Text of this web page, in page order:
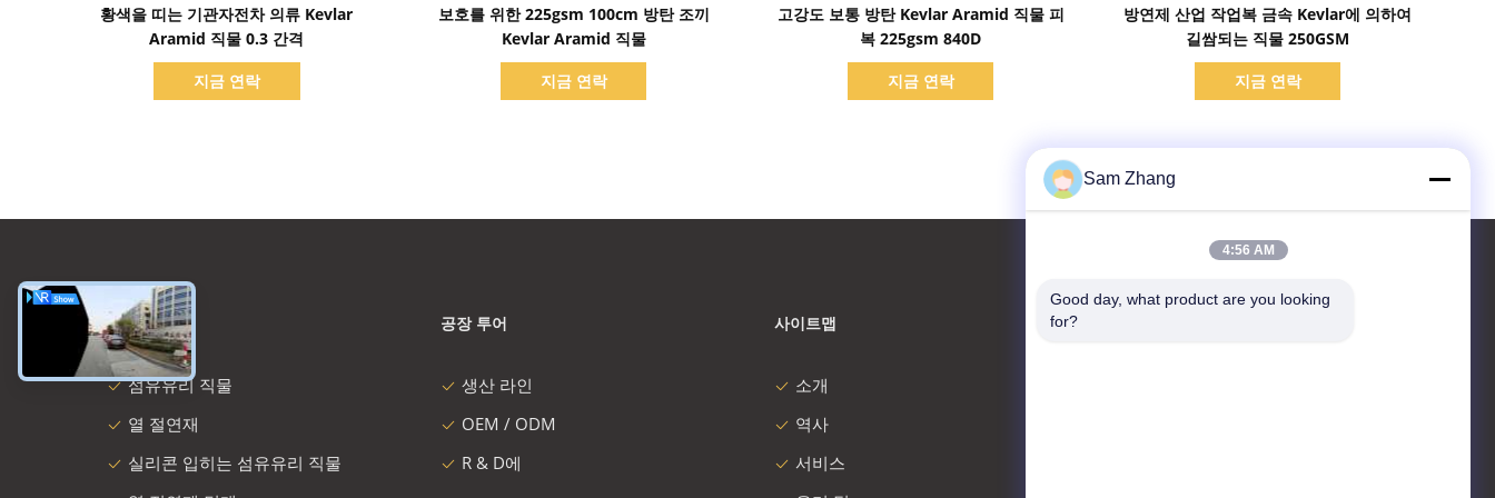
황색을 띠는 기관자전차 의류 Kevlar
Aramid 직물 0.3 간격
지금 연락
보호를 위한 225gsm 100cm 방탄 조끼
Kevlar Aramid 직물
지금 연락
고강도 보통 방탄 Kevlar Aramid 직물 피
복 225gsm 840D
지금 연락
방연제 산업 작업복 금속 Kevlar에 의하여
길쌈되는 직물 250GSM
지금 연락
카테고리
섬유유리 직물
열 절연재
실리콘 입히는 섬유유리 직물
공장 투어
생산 라인
OEM / ODM
R & D에
사이트맵
소개
역사
서비스
Sam Zhang
4:56 AM
Good day, what product are you looking
for?